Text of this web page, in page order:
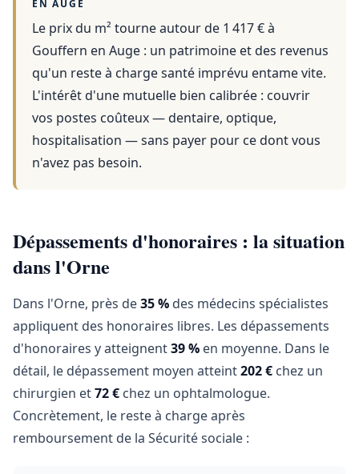
EN AUGE
Le prix du m² tourne autour de 1 417 €à
Gouffern en Auge : un patrimoine et des revenus
qu'un reste à charge santé imprévu entame vite.
L'intérêt d'une mutuelle bien calibrée : couvrir
vos postes coûteux — dentaire, optique,
hospitalisation — sans payer pour ce dont vous
n'avez pas besoin.
Dépassements d'honoraires : la situation
dans l'Orne
Dans l'Orne, près de35 % des médecins spécialistes
appliquent des honoraires libres. Les dépassements
d'honoraires y atteignent39 % en moyenne. Dans le
détail, le dépassement moyen atteint202 € chez un
chirurgien et72 € chez un ophtalmologue.
Concrètement, le reste à charge après
remboursement de la Sécurité sociale :